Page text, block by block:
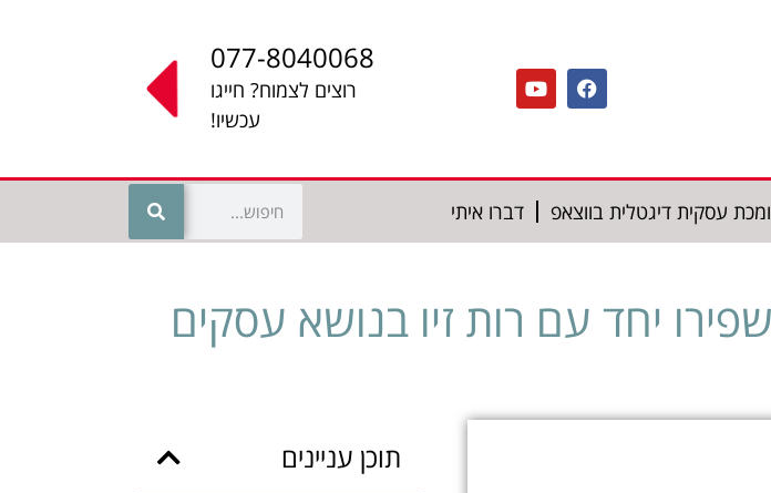
077-8040068
רוצים לצמוח? חייגו
עכשיו!
עסקית דיגטלית בווצאפ דברו איתי
יחד עם רות זיו בנושא עסקים
תוכן עניינים